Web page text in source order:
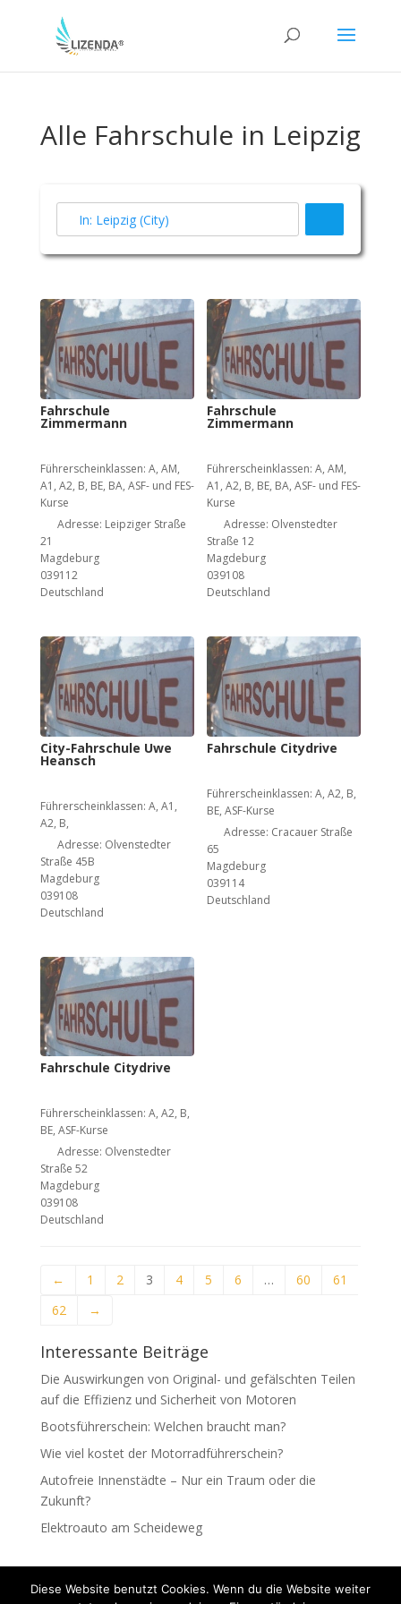
Alle Fahrschule in Leipzig
Fahrschule
Zimmermann
Führerscheinklassen:A, AM,
A1, A2, B, BE, BA, ASF- und FES-
Kurse
Adresse: Leipziger Straße
21
Magdeburg
039112
Deutschland
Fahrschule
Zimmermann
Führerscheinklassen:A, AM,
A1, A2, B, BE, BA, ASF- und FES-
Kurse
Adresse: Olvenstedter
Straße 12
Magdeburg
039108
Deutschland
City-Fahrschule Uwe
Heansch
Führerscheinklassen:A, A1,
A2, B,
Adresse: Olvenstedter
Straße 45B
Magdeburg
039108
Deutschland
Fahrschule Citydrive
Führerscheinklassen:A, A2, B,
BE, ASF-Kurse
Adresse: Cracauer Straße
65
Magdeburg
039114
Deutschland
Fahrschule Citydrive
Führerscheinklassen:A, A2, B,
BE, ASF-Kurse
Adresse: Olvenstedter
Straße 52
Magdeburg
039108
Deutschland
← 1 2 3 4 5 6 … 60
61
62
→
Interessante Beiträge
Die Auswirkungen von Original- und gefälschten Teilen
auf die Effizienz und Sicherheit von Motoren
Bootsführerschein: Welchen braucht man?
Wie viel kostet der Motorradführerschein?
Autofreie Innenstädte – Nur ein Traum oder die
Zukunft?
Elektroauto am Scheideweg
Diese Website benutzt Cookies. Wenn du die Website weiter